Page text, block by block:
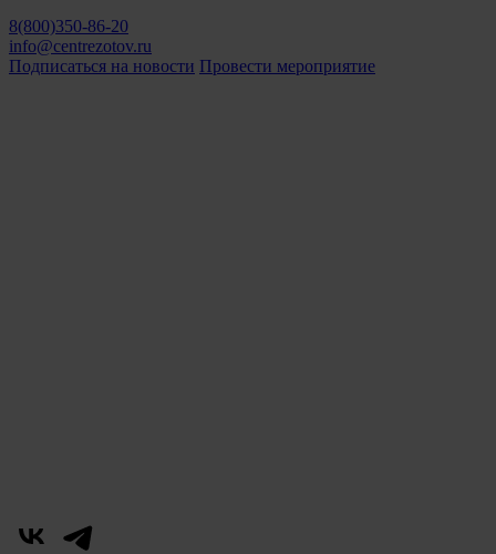
8(800)350-86-20
info@centrezotov.ru
Подписаться на новости Провести мероприятие